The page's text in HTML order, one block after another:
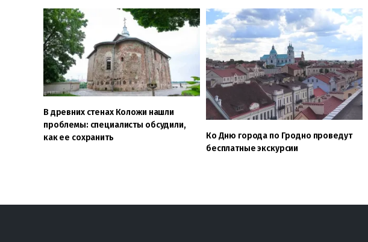
В древних стенах Коложи нашли
проблемы: специалисты обсудили,
как ее сохранить
Ко Дню города по Гродно проведут
бесплатные экскурсии